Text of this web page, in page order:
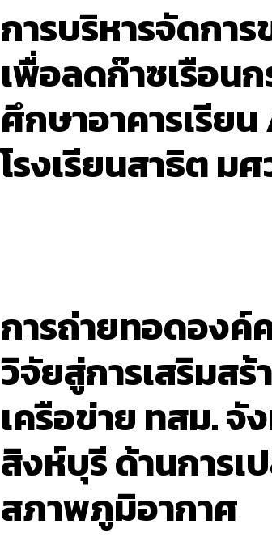
การบริหารจัดกา
เพื่อลดก๊าซเรือน
ศึกษาอาคารเรีย
โรงเรียนสาธิต ม
การถ่ายทอดองค์
วิจัยสู่การเสริมส
เครือข่าย ทสม. จั
สิงห์บุรี ด้านการ
สภาพภูมิอากาศ